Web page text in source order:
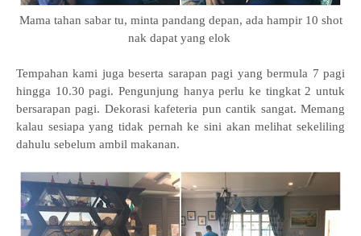
Mama tahan sabar tu, minta pandang depan, ada hampir 10 shot
nak dapat yang elok
Tempahan kami juga beserta sarapan pagi yang bermula 7 pagi
hingga 10.30 pagi. Pengunjung hanya perlu ke tingkat 2 untuk
bersarapan pagi. Dekorasi kafeteria pun cantik sangat. Memang
kalau sesiapa yang tidak pernah ke sini akan melihat sekeliling
dahulu sebelum ambil makanan.